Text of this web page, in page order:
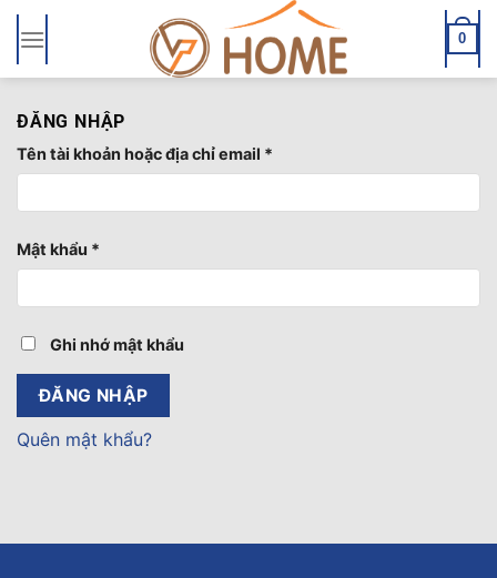
Bỏ
qua
nội
0
ĐĂNG NHẬP
Tên tài khoản hoặc địa chỉ email *
buộc
Mật khẩu *
buộc
Ghi nhớ mật khẩu
ĐĂNG NHẬP
Quên mật khẩu?